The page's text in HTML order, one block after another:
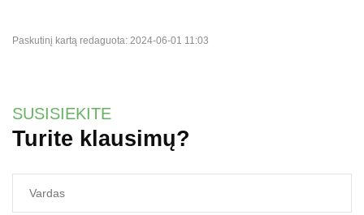
Paskutinį kartą redaguota: 2024-06-01 11:03
SUSISIEKITE
Turite klausimų?